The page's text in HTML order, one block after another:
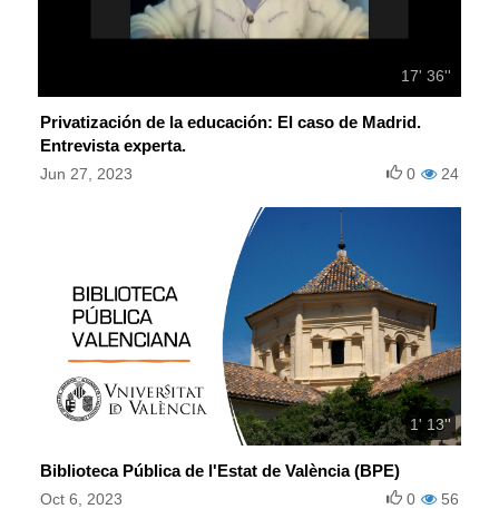
17' 36''
Privatización de la educación: El caso de Madrid.
Entrevista experta.
Jun 27, 2023 24
0
1' 13''
Biblioteca Pública de l'Estat de València (BPE)
Oct 6, 2023 56
0